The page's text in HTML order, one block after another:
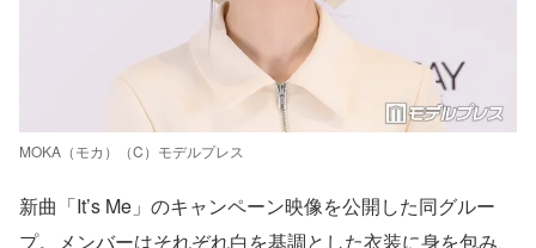
MOKA（モカ）（C）モデルプレス
新曲「It’s Me」のキャンペーン映像を公開した同グルー
プ。メンバーはそれぞれ白を基調とした衣装に身を包み、